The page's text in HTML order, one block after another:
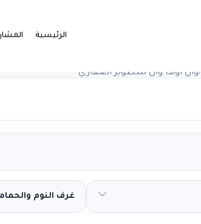
الرئيسية
/وان أوف وان للتطوير العقاري
غرف النوم